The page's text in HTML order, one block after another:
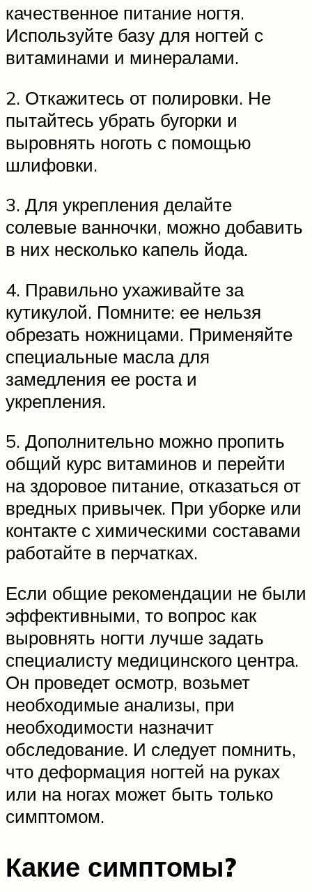
качественное питание ногтя.
Используйте базу для ногтей с
витаминами и минералами.
2. Откажитесь от полировки. Не
пытайтесь убрать бугорки и
выровнять ноготь с помощью
шлифовки.
3. Для укрепления делайте
солевые ванночки, можно добавить
в них несколько капель йода.
4. Правильно ухаживайте за
кутикулой. Помните: ее нельзя
обрезать ножницами. Применяйте
специальные масла для
замедления ее роста и
укрепления.
5. Дополнительно можно пропить
общий курс витаминов и перейти
на здоровое питание, отказаться от
вредных привычек. При уборке или
контакте с химическими составами
работайте в перчатках.
Если общие рекомендации не были
эффективными, то вопрос как
выровнять ногти лучше задать
специалисту медицинского центра.
Он проведет осмотр, возьмет
необходимые анализы, при
необходимости назначит
обследование. И следует помнить,
что деформация ногтей на руках
или на ногах может быть только
симптомом.
Какие симптомы?